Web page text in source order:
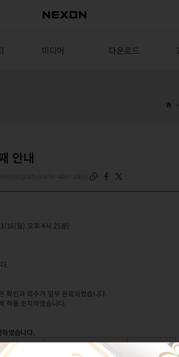
미디어 다운로드
안내
16(월) 오후 4시 25분)
.
확인과 회수가 일부 완료되었습니다.
적용 조치하였습니다.
였습니다.
조치 내용 대상자